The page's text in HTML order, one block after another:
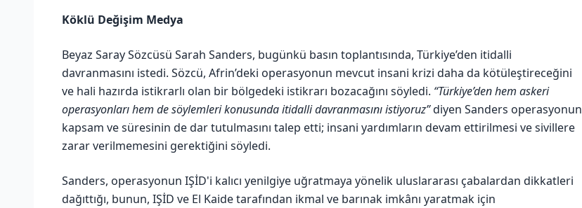
Köklü Değişim Medya
Beyaz Saray Sözcüsü Sarah Sanders, bugünkü basın toplantısında, Türkiye’den itidalli
davranmasını istedi. Sözcü, Afrin’deki operasyonun mevcut insani krizi daha da kötüleştireceğini
ve hali hazırda istikrarlı olan bir bölgedeki istikrarı bozacağını söyledi. “Türkiye’den hem askeri
operasyonları hem de söylemleri konusunda itidalli davranmasını istiyoruz”diyen Sanders operasyonun
kapsam ve süresinin de dar tutulmasını talep etti; insani yardımların devam ettirilmesi ve sivillere
zarar verilmemesini gerektiğini söyledi.
Sanders, operasyonun IŞİD'i kalıcı yenilgiye uğratmaya yönelik uluslararası çabalardan dikkatleri
dağıttığı, bunun, IŞİD ve El Kaide tarafından ikmal ve barınak imkânı yaratmak için